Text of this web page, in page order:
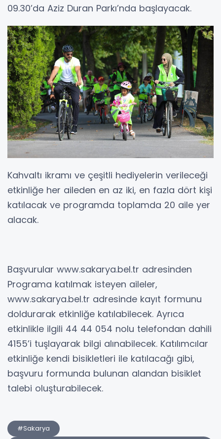
09.30’da Aziz Duran Parkı’nda başlayacak.
Kahvaltı ikramı ve çeşitli hediyelerin verileceği
etkinliğe her aileden en az iki, en fazla dört kişi
katılacak ve programda toplamda 20 aile yer
alacak.
Başvurular www.sakarya.bel.tr adresinden
Programa katılmak isteyen aileler,
www.sakarya.bel.tr adresinde kayıt formunu
doldurarak etkinliğe katılabilecek. Ayrıca
etkinlikle ilgili 44 44 054 nolu telefondan dahili
4155’i tuşlayarak bilgi alınabilecek. Katılımcılar
etkinliğe kendi bisikletleri ile katılacağı gibi,
başvuru formunda bulunan alandan bisiklet
talebi oluşturabilecek.
#Sakarya